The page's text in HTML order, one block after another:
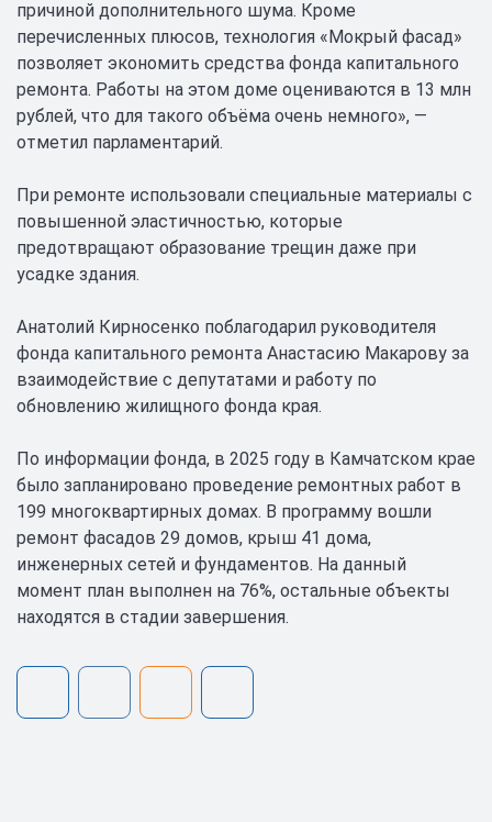
причиной дополнительного шума. Кроме
перечисленных плюсов, технология «Мокрый фасад»
позволяет экономить средства фонда капитального
ремонта. Работы на этом доме оцениваются в 13 млн
рублей, что для такого объёма очень немного», —
отметил парламентарий.
При ремонте использовали специальные материалы с
повышенной эластичностью, которые
предотвращают образование трещин даже при
усадке здания.
Анатолий Кирносенко поблагодарил руководителя
фонда капитального ремонта Анастасию Макарову за
взаимодействие с депутатами и работу по
обновлению жилищного фонда края.
По информации фонда, в 2025 году в Камчатском крае
было запланировано проведение ремонтных работ в
199 многоквартирных домах. В программу вошли
ремонт фасадов 29 домов, крыш 41 дома,
инженерных сетей и фундаментов. На данный
момент план выполнен на 76%, остальные объекты
находятся в стадии завершения.